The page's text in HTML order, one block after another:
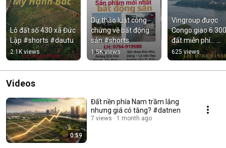
Lô đất số 430 xã Đức
Lập #shorts #dautu
2.1K views
Dự thảo luật công
chứng về bất động
sản #shorts
1.5K views
Vingroup được
Congo giao
đất miễn phí...
#shorts
625 views
Videos
0:59
Đất nền phía Nam trầm lắng
nhưng giá có tăng? #datnen
7 views 1 month ago